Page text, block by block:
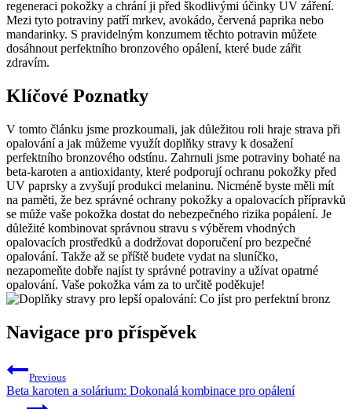
regeneraci ⁣pokožky a⁣ chrání ji před škodlivými účinky‌ UV ⁢záření.
‍Mezi tyto potraviny patří mrkev, avokádo, červená paprika⁣ nebo
mandarinky.⁣ S pravidelným konzumem⁤ těchto potravin můžete‌
dosáhnout perfektního bronzového opálení, které bude zářit
⁤zdravím.
Klíčové Poznatky
V ⁣tomto‌ článku jsme prozkoumali, jak důležitou ‌roli hraje strava při⁢
opalování ‌a‍ jak můžeme využít doplňky stravy‌ k dosažení
perfektního bronzového odstínu. ‌Zahrnuli jsme potraviny ⁢bohaté na
beta-karoten a⁤ antioxidanty, ‌které podporují ‌ochranu pokožky před
⁢UV paprsky a zvyšují⁣ produkci melaninu. Nicméně byste měli mít
na paměti,​ že ‌bez​ správné ochrany⁣ pokožky a⁣ opalovacích přípravků⁣
se může‌ vaše pokožka ‍dostat do nebezpečného rizika popálení. Je
důležité kombinovat správnou stravu s⁢ výběrem‌ vhodných
‍opalovacích prostředků a ⁤dodržovat doporučení pro bezpečné​
opalování. Takže ‌až‌ se ⁢příště budete vydat na sluníčko,
nezapomeňte dobře najíst ‍ty správné potraviny a užívat opatrné⁤
opalování. Vaše pokožka vám za to určitě poděkuje!
Navigace pro příspěvek
Previous
Beta karoten a solárium: Dokonalá kombinace pro opálení